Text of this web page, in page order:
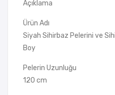
Açıklama
Ürün Adı
Siyah Sihirbaz Pelerini ve
Boy
Pelerin Uzunluğu
120 cm